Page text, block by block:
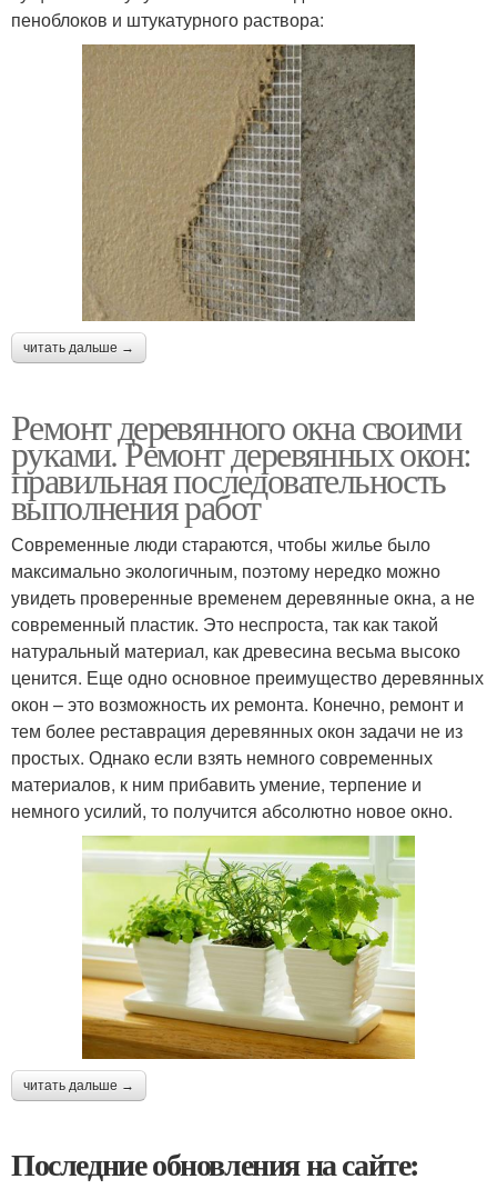
пеноблоков и штукатурного раствора:
читать дальше →
Ремонт деревянного окна своими
руками. Ремонт деревянных окон:
правильная последовательность
выполнения работ
Современные люди стараются, чтобы жилье было
максимально экологичным, поэтому нередко можно
увидеть проверенные временем деревянные окна, а не
современный пластик. Это неспроста, так как такой
натуральный материал, как древесина весьма высоко
ценится. Еще одно основное преимущество деревянных
окон – это возможность их ремонта. Конечно, ремонт и
тем более реставрация деревянных окон задачи не из
простых. Однако если взять немного современных
материалов, к ним прибавить умение, терпение и
немного усилий, то получится абсолютно новое окно.
читать дальше →
Последние обновления на сайте: